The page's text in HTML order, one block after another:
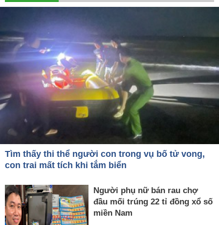
Tìm thấy thi thể người con trong vụ bố tử vong,
con trai mất tích khi tắm biển
Người phụ nữ bán rau chợ
đầu mối trúng 22 tỉ đồng xổ số
miền Nam